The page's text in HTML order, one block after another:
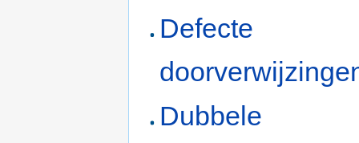
Defecte
Dubbele